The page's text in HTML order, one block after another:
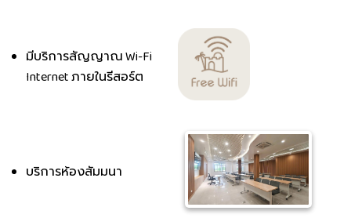
มีบริการสัญญาณ Wi-Fi
Internet ภายในรีสอร์ต
บริการห้องสัมมนา